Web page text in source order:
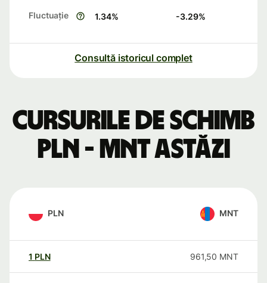
Fluctuație 1.34% -3.29%
Consultă istoricul complet
Cursurile de schimb
PLN - MNT astăzi
PLN MNT
1 PLN 961,50 MNT